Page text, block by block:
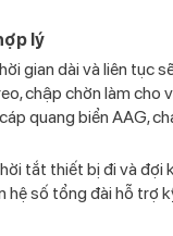
lý
gian dài và liên tục
chập chờn làm
quang biển AAG,
tắt thiết bị đi và đợi
hệ số tổng đài hỗ